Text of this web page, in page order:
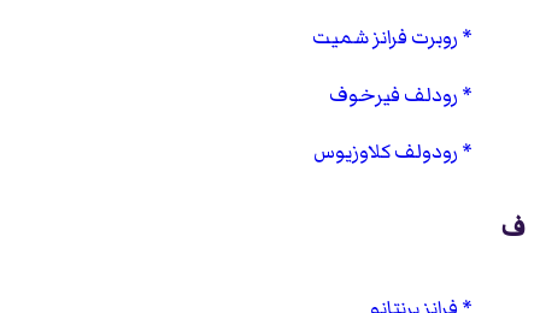
روبرت فرانز شميت
رودلف فيرخوف
رودولف كلاوزيوس
ف